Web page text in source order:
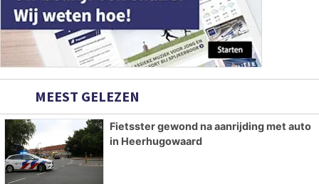
MEEST GELEZEN
Fietsster gewond na aanrijding met auto
in Heerhugowaard